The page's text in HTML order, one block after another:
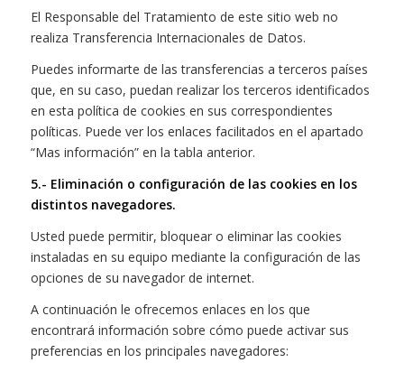
El Responsable del Tratamiento de este sitio web no
realiza Transferencia Internacionales de Datos.
Puedes informarte de las transferencias a terceros países
que, en su caso, puedan realizar los terceros identificados
en esta política de cookies en sus correspondientes
políticas. Puede ver los enlaces facilitados en el apartado
“Mas información” en la tabla anterior.
5.- Eliminación o configuración de las cookies en los
distintos navegadores.
Usted puede permitir, bloquear o eliminar las cookies
instaladas en su equipo mediante la configuración de las
opciones de su navegador de internet.
A continuación le ofrecemos enlaces en los que
encontrará información sobre cómo puede activar sus
preferencias en los principales navegadores: